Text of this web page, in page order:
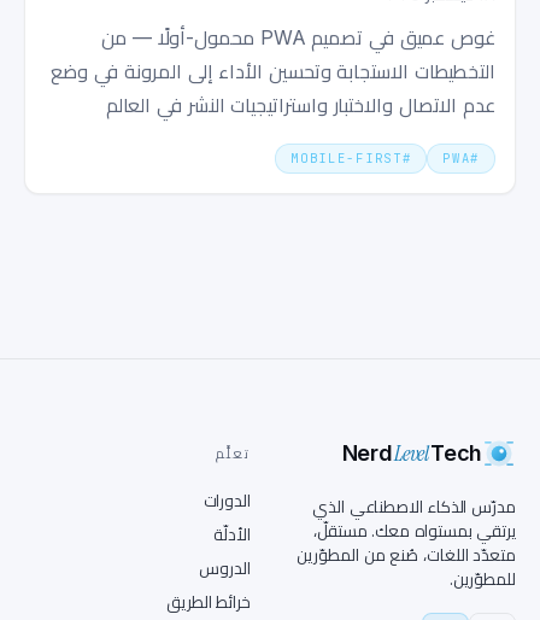
غوص عميق في تصميم PWA محمول-أولًا — من
التخطيطات الاستجابة وتحسين الأداء إلى المرونة في وضع
عدم الاتصال والاختبار واستراتيجيات النشر في العالم
الحقيقي.
#
PWA
#
MOBILE-FIRST
NerdLevelTech
مدرّس الذكاء الاصطناعي الذي
يرتقي بمستواه معك. مستقلّ،
متعدّد اللغات، صُنع من المطوّرين
للمطوّرين.
تعلَّم
الدورات
الأدلّة
الدروس
خرائط الطريق